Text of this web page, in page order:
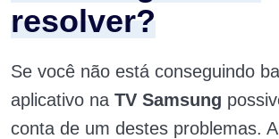
resolver?
Se você não está conseguindo
aplicativo na TV Samsung
conta de um destes problemas.